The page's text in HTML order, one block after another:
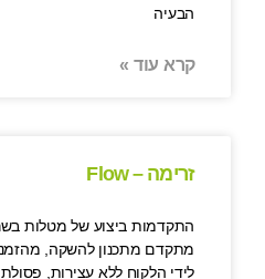
הבעיה
קרא עוד »
זרימה – Flow
התקדמות ביצוע של מטלות
מתקדם מתכנון להשקה,
לידי הלקוח ללא עצירות, פסולת